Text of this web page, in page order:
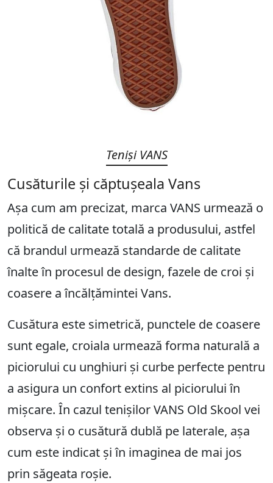
Teniși VANS
Cusăturile și căptușeala Vans
Așa cum am precizat, marca VANS urmează o
politică de calitate totală a produsului, astfel
că brandul urmează standarde de calitate
înalte în procesul de design, fazele de croi și
coasere a încălțămintei Vans.
Cusătura este simetrică, punctele de coasere
sunt egale, croiala urmează forma naturală a
piciorului cu unghiuri și curbe perfecte pentru
a asigura un confort extins al piciorului în
mișcare. În cazul tenișilor VANS Old Skool vei
observa și o cusătură dublă pe laterale, așa
cum este indicat și în imaginea de mai jos
prin săgeata roșie.